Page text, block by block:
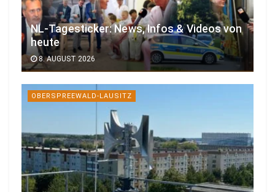
NL-Tagesticker: News, Infos & Videos von
heute
8. AUGUST 2026
OBERSPREEWALD-LAUSITZ